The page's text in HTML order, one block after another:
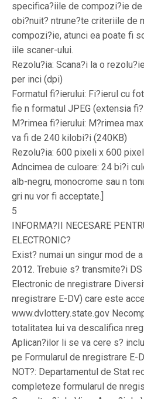
specifica?iile de compozi?ie
obi?nuit? ntrune?te criteriile de
compozi?ie, atunci ea poate fi
iile scaner-ului.
Rezolu?ia: Scana?i la o
per inci (dpi)
Formatul fi?ierului: Fi?ierul cu
fie n formatul JPEG (extensia
M?rimea fi?ierului: M?rimea
va fi de 240 kilobi?i (240KB)
Rezolu?ia: 600 pixeli x 600
Adncimea de culoare: 24 bi?i
alb-negru, monocrome sau n
gri nu vor fi acceptate.]
5
INFORMA?II NECESARE
ELECTRONIC?
Exist? numai un singur mod de
2012. Trebuie s? transmite?i
Electronic de nregistrare
nregistrare E-DV) care este
www.dvlottery.state.gov
totalitatea lui va descalifica
Aplican?ilor li se va cere s?
pe Formularul de nregistrare E-
NOT?: Departamentul de Stat
completeze formularul de